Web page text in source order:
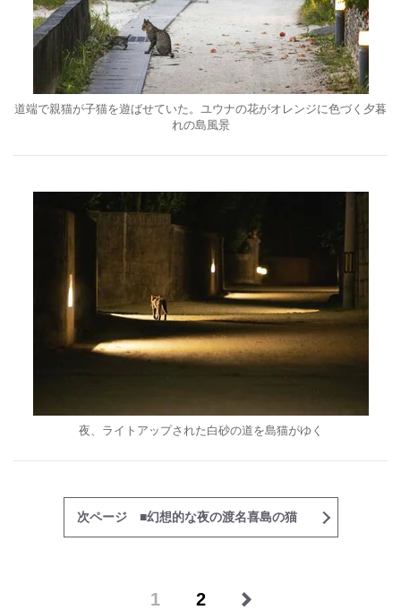
道端で親猫が子猫を遊ばせていた。ユウナの花がオレンジに色づく夕暮
れの島風景
夜、ライトアップされた白砂の道を島猫がゆく
次ページ ■幻想的な夜の渡名喜島の猫
1 2